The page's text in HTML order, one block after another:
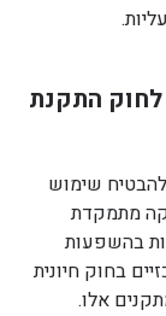
התקנת
שימוש
מתמקדת
בהשפעות
בחוק חיונית
אלו.